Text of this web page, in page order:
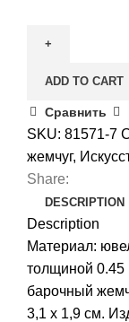
«Сердце»
ADD TO CART
Сравнить
SKU: 81571-7
жемчуг,
Share:
DESCRIPTION
Description
Материал:
толщиной 0.45
барочный
3,1 х 1,9 см.